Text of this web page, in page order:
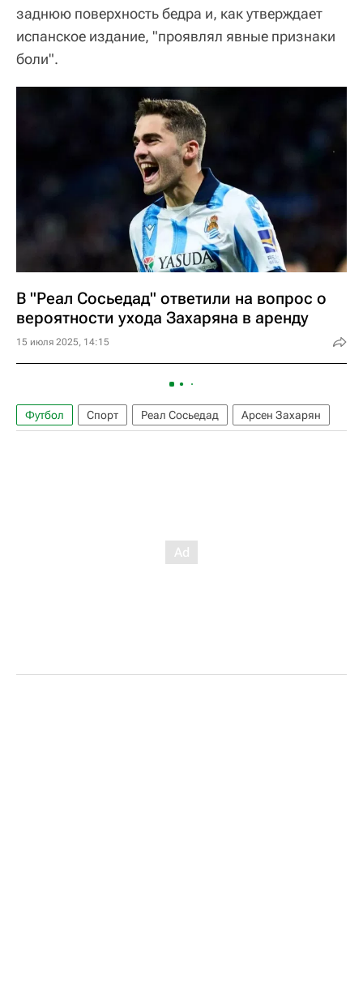
заднюю поверхность бедра и, как утверждает
испанское издание, "проявлял явные признаки
боли".
В "Реал Сосьедад" ответили на вопрос о
вероятности ухода Захаряна в аренду
15 июля 2025, 14:15
Футбол Спорт Реал Сосьедад Арсен Захарян